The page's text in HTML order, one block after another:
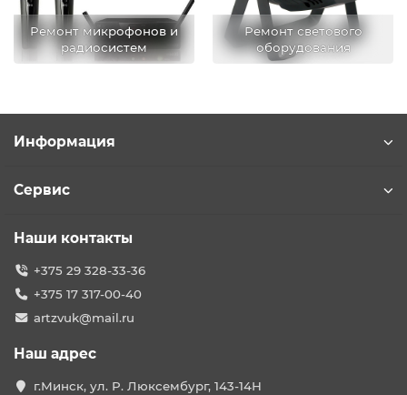
Ремонт микрофонов и
радиосистем
Ремонт светового
оборудования
Информация
Сервис
Наши контакты
+375 29 328-33-36
+375 17 317-00-40
artzvuk@mail.ru
Наш адрес
г.Минск, ул. Р. Люксембург, 143-14Н